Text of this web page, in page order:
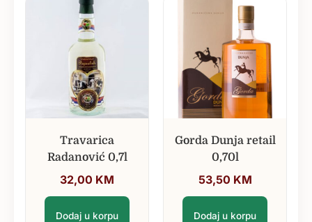
Travarica
Radanović 0,7l
32,00 KM
Dodaj u korpu
Gorda Dunja retail
0,70l
53,50 KM
Dodaj u korpu